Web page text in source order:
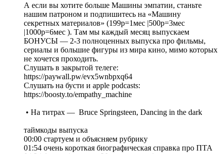
А если вы хотите больше Машины эмпатии, станьте
нашим патроном и подпишитесь на «Машину
секретных материалов» (199р=1мес |500р=3мес
|1000р=6мес ). Там мы каждый месяц выпускаем
БОНУСЫ — 2-3 полноценных выпуска про фильмы,
сериалы и большие фигуры из мира кино, мимо которых
не хочется проходить.
Слушать в закрытой телеге:
https://paywall.pw/evx5wnbpxq64
Слушать на бусти и apple podcasts:
https://boosty.to/empathy_machine
• На титрах — Bruce Springsteen, Dancing in the dark
таймкоды выпуска
00:00 стартуем и объясняем рубрику
01:54 очень короткая биографическая справка про ПТА